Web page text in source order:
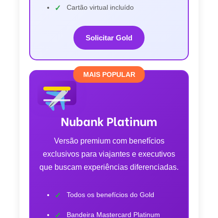
Cartão virtual incluído
Solicitar Gold
MAIS POPULAR
Nubank Platinum
Versão premium com benefícios
exclusivos para viajantes e executivos
que buscam experiências diferenciadas.
Todos os benefícios do Gold
Bandeira Mastercard Platinum